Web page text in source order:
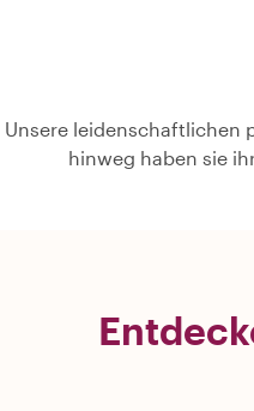
Unsere leidenschaftlichen
hinweg haben sie